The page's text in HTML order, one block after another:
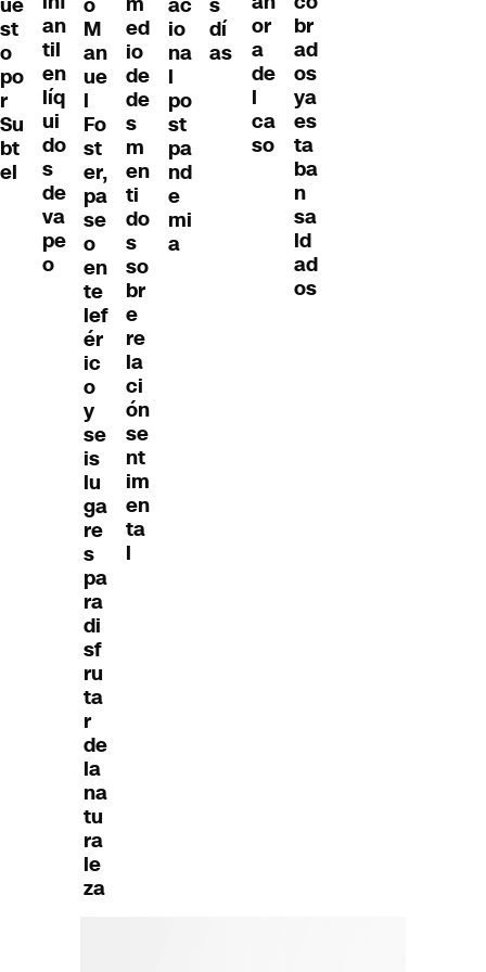
st
o
po
r
Su
bt
el
an
til
en
líq
ui
do
s
de
va
pe
o
M
an
ue
l
Fo
st
er,
pa
se
o
en
te
lef
ér
ic
o
y
se
is
lu
ga
re
s
pa
ra
di
sf
ru
ta
r
de
la
na
tu
ra
le
za
ed
io
de
de
s
m
en
ti
do
s
so
br
e
re
la
ci
ón
se
nt
im
en
ta
l
io
na
l
po
st
pa
nd
e
mi
a
dí
as
or
a
de
l
ca
so
br
ad
os
ya
es
ta
ba
n
sa
ld
ad
os